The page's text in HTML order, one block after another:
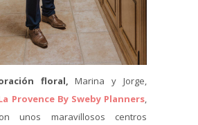
floral, Marina y Jorge,
Provence By Sweby Planners,
unos maravillosos centros